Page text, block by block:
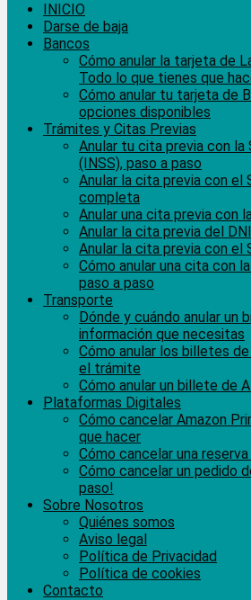
INICIO
Darse de baja
Bancos
Cómo anular la tarjeta de
Todo lo que tienes que
Cómo anular tu tarjeta de
opciones disponibles
Trámites y Citas Previas
Anular tu cita previa con la
(INSS), paso a paso
Anular la cita previa con el
completa
Anular una cita previa con
Anular la cita previa del
Anular la cita previa con el
Cómo anular una cita con
paso a paso
Transporte
Dónde y cuándo anular un
información que necesitas
Cómo anular los billetes
el trámite
Cómo anular un billete de
Plataformas Digitales
Cómo cancelar Amazon
que hacer
Cómo cancelar una
Cómo cancelar un pedido
paso!
Sobre Nosotros
Quiénes somos
Aviso legal
Política de Privacidad
Política de cookies
Contacto